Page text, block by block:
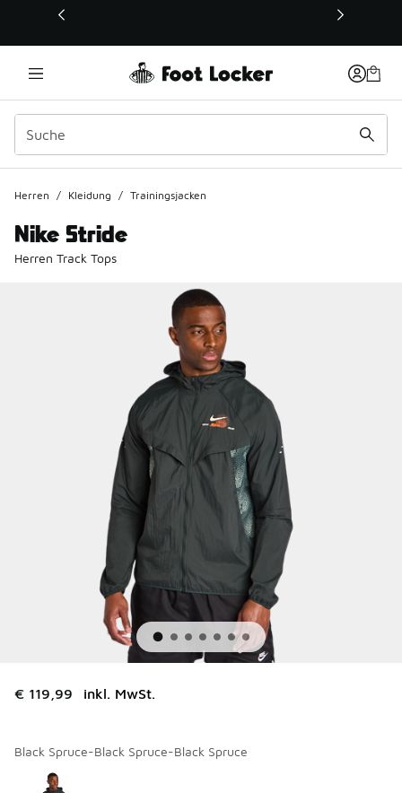
Dieser Link öffnet sich in einem neuen Fenster
Herren / Kleidung / Trainingsjacken
Nike Stride
Herren Track Tops
€ 119,99 inkl. MwSt.
Black Spruce-Black Spruce-Black Spruce
Seite 1 von 1 zeigt die Farben 1 bis 1 von 1 an.
Bitte wählen Sie einen Stil aus